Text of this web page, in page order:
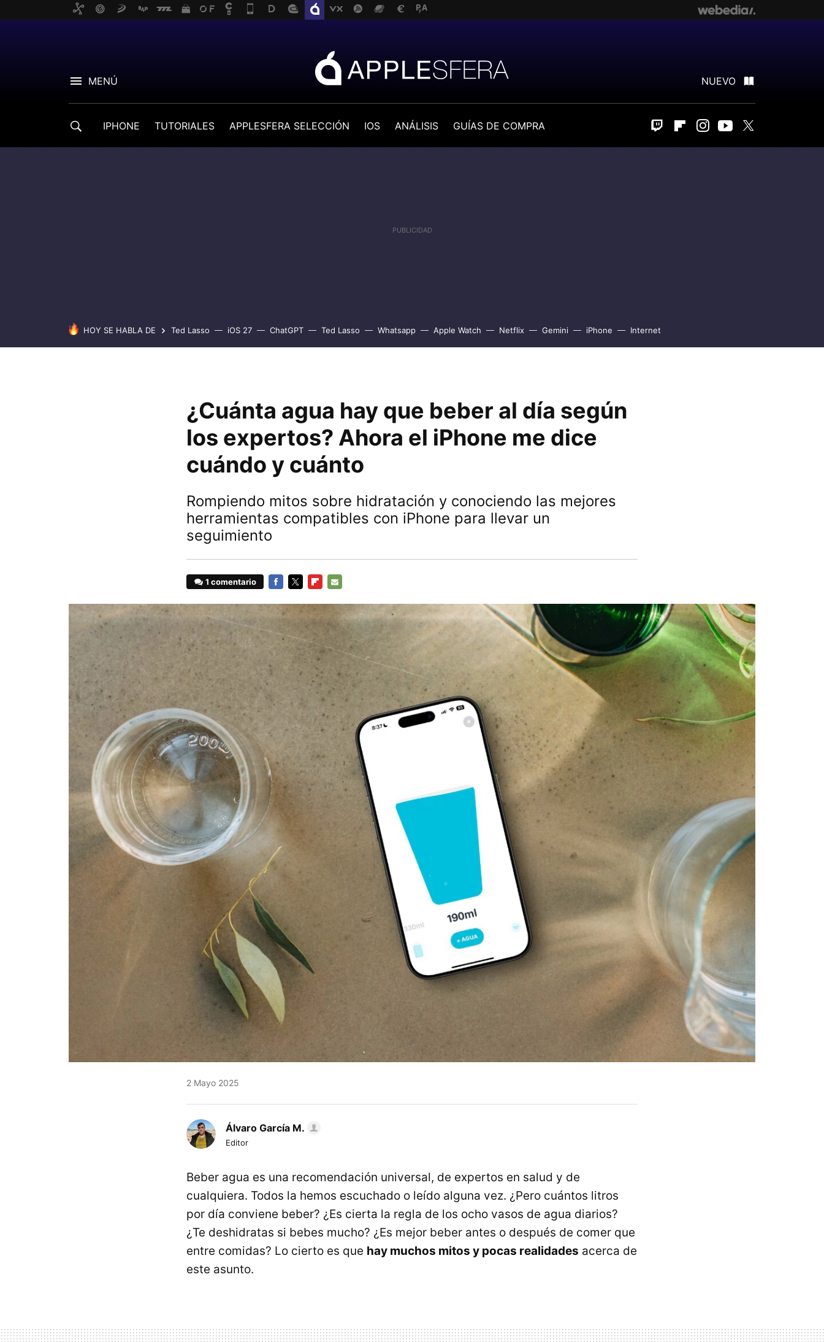
MENÚ NUEVO
IPHONE TUTORIALES APPLESFERA SELECCIÓN IOS ANÁLISIS GUÍAS DE COMPRA Twitch FlipboardInstagram
Youtube
HOY SE HABLA DE Ted Lasso iOS 27 ChatGPT Ted Lasso Whatsapp Apple Watch Netflix Gemini iPhone Internet
¿Cuánta agua hay que beber al día según
los expertos? Ahora el iPhone me dice
cuándo y cuánto
Rompiendo mitos sobre hidratación y conociendo las mejores
herramientas compatibles con iPhone para llevar un
seguimiento
1 comentario
2 Mayo 2025
Álvaro García M.
Editor
Beber agua es una recomendación universal, de expertos en salud y de
cualquiera. Todos la hemos escuchado o leído alguna vez. ¿Pero cuántos litros
por día conviene beber? ¿Es cierta la regla de los ocho vasos de agua diarios?
¿Te deshidratas si bebes mucho? ¿Es mejor beber antes o después de comer que
entre comidas? Lo cierto es que hay muchos mitos y pocas realidades acerca de
este asunto.